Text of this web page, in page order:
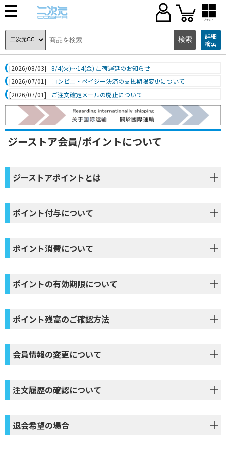
ブランド
詳細
検索
[2026/08/03]
8/4(火)～14(金) 出荷遅延のお知らせ
[2026/07/01]
コンビニ・ペイジー決済の支払期限変更について
[2026/07/01]
ご注文確定メールの廃止について
ジーストア会員/ポイントについて
ジーストアポイントとは
ポイント付与について
ポイント消費について
ポイントの有効期限について
ポイント残高のご確認方法
会員情報の変更について
注文履歴の確認について
退会希望の場合